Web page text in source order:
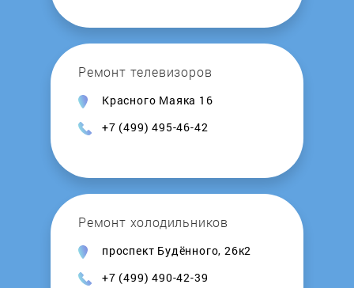
Tion
VECTRA
Venta
Versele-Laga
Vitek
Ремонт телевизоров
Красного Маяка 16
+7 (499) 495-46-42
Ремонт холодильников
проспект Будённого, 26к2
+7 (499) 490-42-39